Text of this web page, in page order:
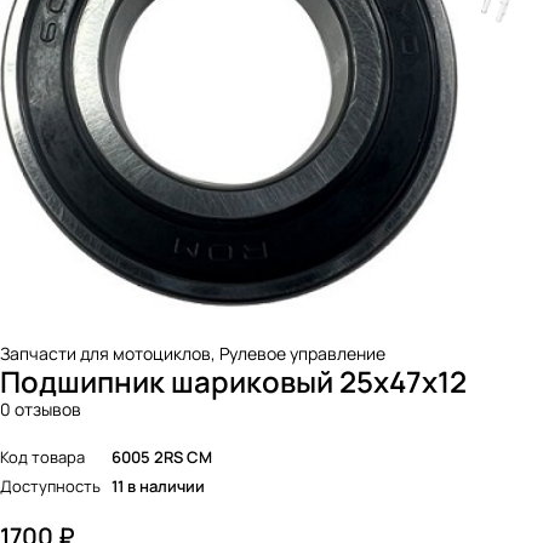
Запчасти для мотоциклов, Рулевое управление
Подшипник шариковый 25x47x12
0 отзывов
Код товара
6005 2RS CM
Доступность 11 в наличии
1700 ₽